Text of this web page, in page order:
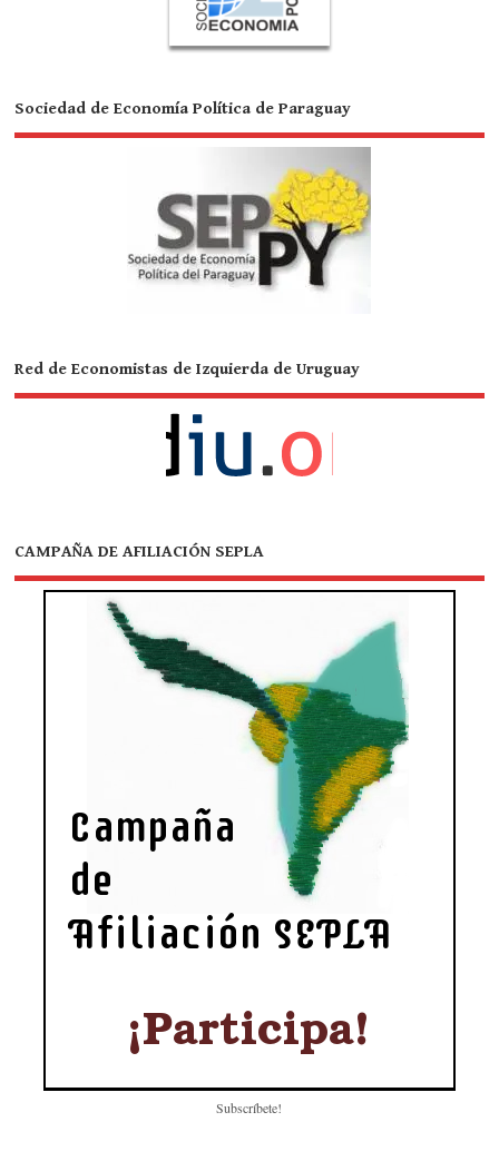
Sociedad de Economía Política de Paraguay
Red de Economistas de Izquierda de Uruguay
CAMPAÑA DE AFILIACIÓN SEPLA
Subscríbete!